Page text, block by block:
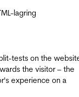
lagring
tests on the
the visitor – the
experience on a